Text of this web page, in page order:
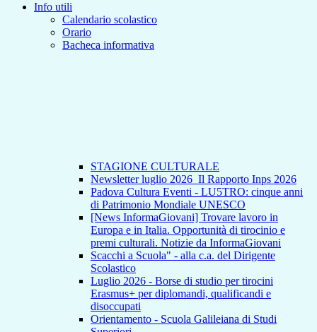
Info utili
Calendario scolastico
Orario
Bacheca informativa
STAGIONE CULTURALE
Newsletter luglio 2026_Il Rapporto Inps 2026
Padova Cultura Eventi - LU5TRO: cinque anni
di Patrimonio Mondiale UNESCO
[News InformaGiovani] Trovare lavoro in
Europa e in Italia. Opportunità di tirocinio e
premi culturali. Notizie da InformaGiovani
Scacchi a Scuola" - alla c.a. del Dirigente
Scolastico
Luglio 2026 - Borse di studio per tirocini
Erasmus+ per diplomandi, qualificandi e
disoccupati
Orientamento - Scuola Galileiana di Studi